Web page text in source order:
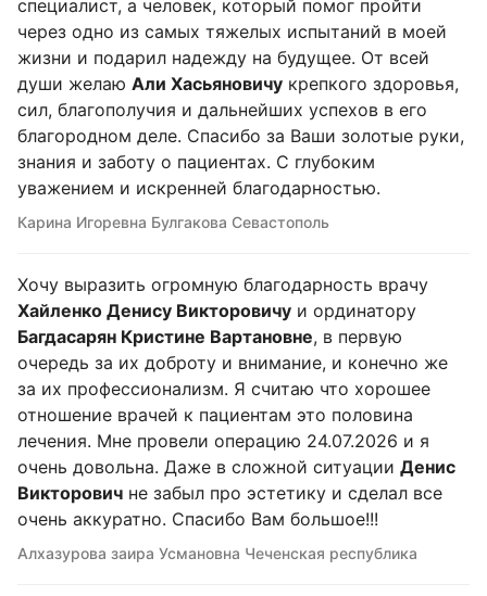
специалист, а человек, который помог пройти
через одно из самых тяжелых испытаний в моей
жизни и подарил надежду на будущее. От всей
души желаю Али Хасьяновичу крепкого здоровья,
сил, благополучия и дальнейших успехов в его
благородном деле. Спасибо за Ваши золотые руки,
знания и заботу о пациентах. С глубоким
уважением и искренней благодарностью.
Карина Игоревна Булгакова Севастополь
Хочу выразить огромную благодарность врачу
Хайленко Денису Викторовичу и ординатору
Багдасарян Кристине Вартановне, в первую
очередь за их доброту и внимание, и конечно же
за их профессионализм. Я считаю что хорошее
отношение врачей к пациентам это половина
лечения. Мне провели операцию 24.07.2026 и я
очень довольна. Даже в сложной ситуации Денис
Викторович не забыл про эстетику и сделал все
очень аккуратно. Спасибо Вам большое!!!
Алхазурова заира Усмановна Чеченская республика